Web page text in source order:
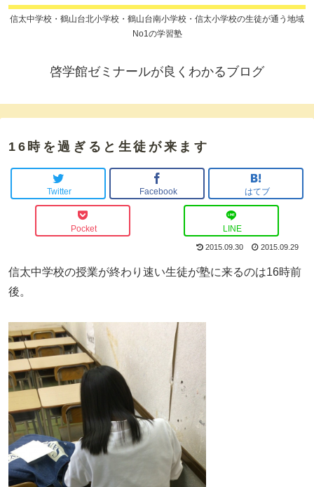
信太中学校・鶴山台北小学校・鶴山台南小学校・信太小学校の生徒が通う地域
No1の学習塾
啓学館ゼミナールが良くわかるブログ
16時を過ぎると生徒が来ます
Twitter Facebook はてブ
Pocket LINE
2015.09.30 2015.09.29
信太中学校の授業が終わり速い生徒が塾に来るのは16時前
後。